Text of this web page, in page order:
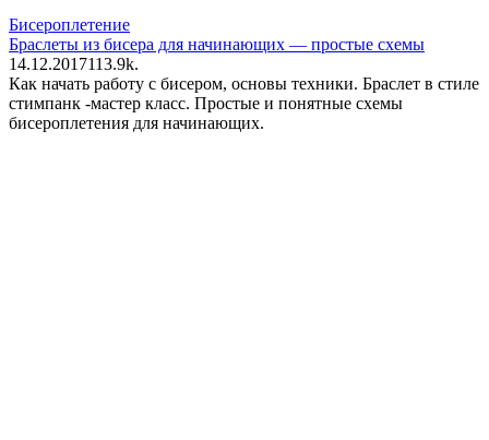
Бисероплетение
Браслеты из бисера для начинающих — простые схемы
14.12.2017113.9k.
Как начать работу с бисером, основы техники. Браслет в стиле
стимпанк -мастер класс. Простые и понятные схемы
бисероплетения для начинающих.